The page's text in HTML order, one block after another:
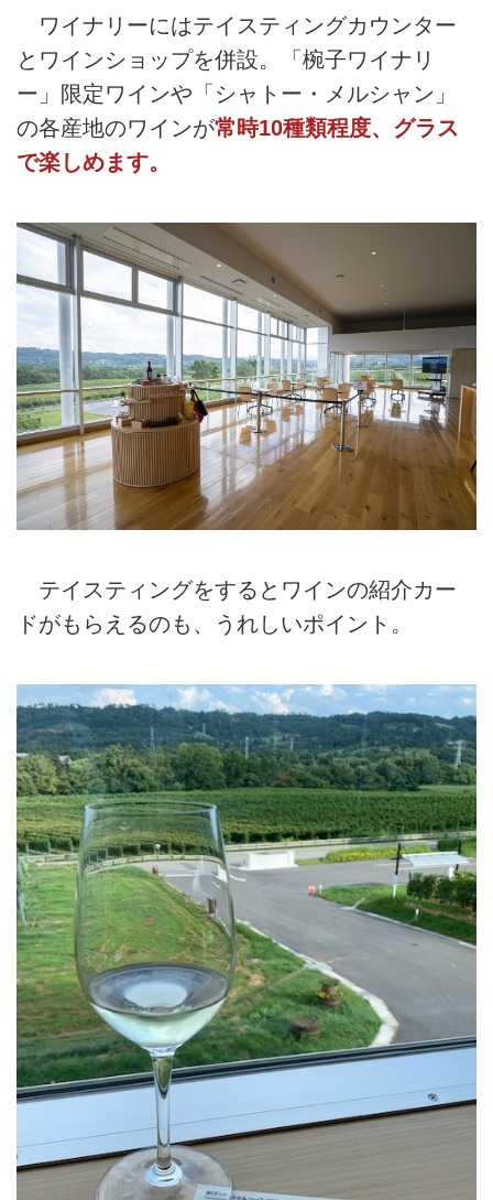
ワイナリーにはテイスティングカウンター
とワインショップを併設。「椀子ワイナリ
ー」限定ワインや「シャトー・メルシャン」
の各産地のワインが常時10種類程度、グラス
で楽しめます。
テイスティングをするとワインの紹介カー
ドがもらえるのも、うれしいポイント。